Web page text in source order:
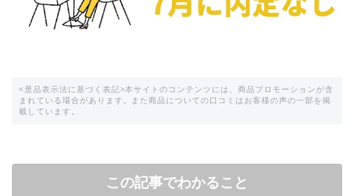
<景品表示法に基づく表記>本サイトのコンテンツには、商品プロモーションが含
まれている場合があります。また商品についての口コミはお客様の声の一部を掲
載しています。
この記事でわかること